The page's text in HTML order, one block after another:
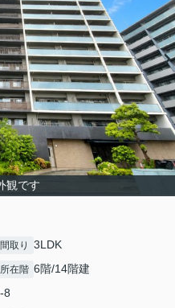
観です
間取り 3LDK
所在階 6階/14階建
8